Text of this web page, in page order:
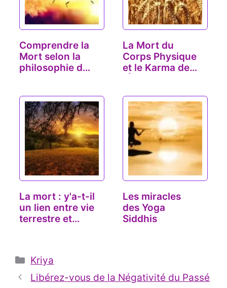
Comprendre la
Mort selon la
philosophie du
La Mort du
Corps Physique
et le Karma de
La mort : y'a-t-il
un lien entre vie
terrestre et…
Les miracles
des Yoga
Siddhis
Catégories
Kriya
Libérez-vous de la Négativité du Passé